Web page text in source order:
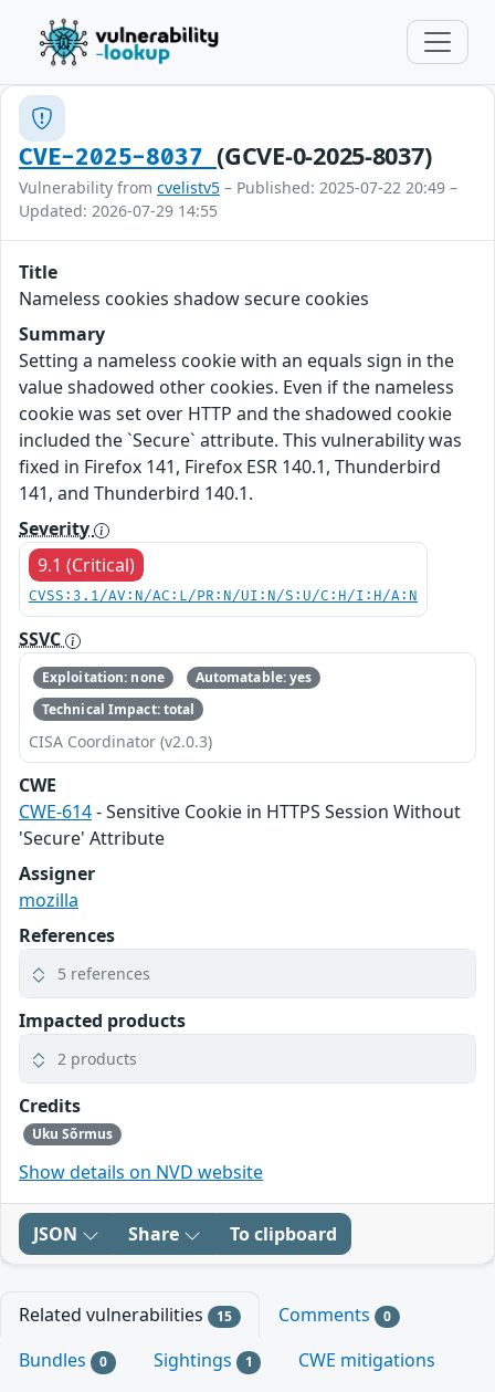
CVE-2025-8037(GCVE-0-2025-8037)
Vulnerability from cvelistv5 – Published: 2025-07-22 20:49 –
Updated: 2026-07-29 14:55
Title
Nameless cookies shadow secure cookies
Summary
Setting a nameless cookie with an equals sign in the
value shadowed other cookies. Even if the nameless
cookie was set over HTTP and the shadowed cookie
included the `Secure` attribute. This vulnerability was
fixed in Firefox 141, Firefox ESR 140.1, Thunderbird
141, and Thunderbird 140.1.
Severity
9.1 (Critical)
CVSS:3.1/AV:N/AC:L/PR:N/UI:N/S:U/C:H/I:H/A:N
SSVC
Exploitation: none
Automatable: yes
Technical Impact: total
CISA Coordinator (v2.0.3)
CWE
CWE-614- Sensitive Cookie in HTTPS Session Without
'Secure' Attribute
Assigner
mozilla
References
5 references
Impacted products
2 products
Credits
Uku Sõrmus
Show details on NVD website
JSON Share To clipboard
Related vulnerabilities 15 Comments 0
Bundles 0 Sightings 1
CWE mitigations